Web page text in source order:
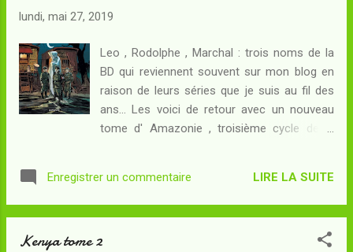
explorateurs qui connaissent eux la vraie
d'avertir leurs amis. L'entité prédatrice qui se
cache dans les sous-sols de la verdoyante
planète a transformé celle-ci en piège mortel
: au moment où ses mâchoires
commencent à se refermer, les derniers
moyen de s'en échapper ? L' horreur était
lundi, mai 27, 2019
Leo , Rodolphe , Marchal : trois noms de la
BD qui reviennent souvent sur mon blog en
raison de leurs séries que je suis au fil des
ans... Les voici de retour avec un nouveau
tome d' Amazonie , troisième cycle de la
le Gau de Dresde, à l'automne 1943, le
Doktor Müller achète pour le montrer dans
gigantesque, à la peau pâle et au crâne
Enregistrer un commentaire LIRE LA SUITE
Kenya tome 2